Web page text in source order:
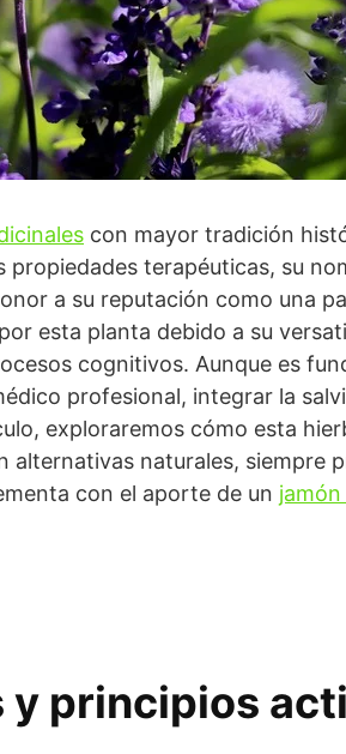
con mayor tradición
terapéuticas, su
a su reputación como una
esta planta debido a su
cognitivos. Aunque es
profesional, integrar la
exploraremos cómo esta
alternativas naturales, siempre
con el aporte de un
principios